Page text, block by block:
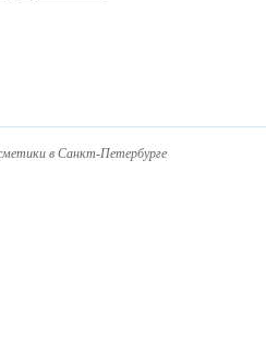
в Санкт-Петербурге